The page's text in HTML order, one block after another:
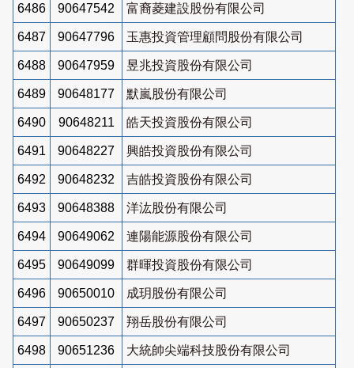
6486 90647542 富裔菱建設股份有限公司
6487 90647796 玉惠投資管理顧問股份有限公司
6488 90647959 昱兆投資股份有限公司
6489 90648177 默嵐股份有限公司
6490 90648211 皓天投資股份有限公司
6491 90648227 興皓投資股份有限公司
6492 90648232 吉皓投資股份有限公司
6493 90648388 洋汯股份有限公司
6494 90649062 連陽能源股份有限公司
6495 90649099 群暉投資股份有限公司
6496 90650010 成玥股份有限公司
6497 90650237 翔岳股份有限公司
6498 90651236 大統帥尖端科技股份有限公司